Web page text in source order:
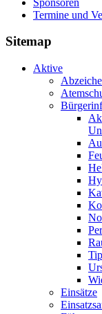
Termine und
Sitemap
Aktive
Einsätze